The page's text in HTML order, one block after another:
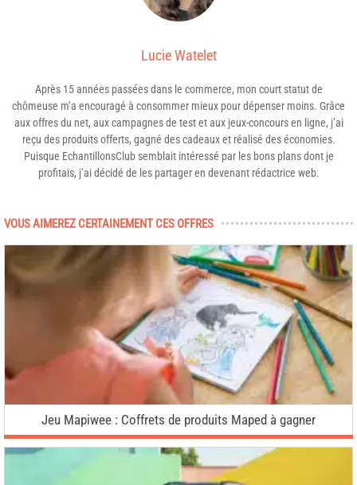
Lucie Watelet
Après 15 années passées dans le commerce, mon court statut de
chômeuse m’a encouragé à consommer mieux pour dépenser moins. Grâce
aux offres du net, aux campagnes de test et aux jeux-concours en ligne, j’ai
reçu des produits offerts, gagné des cadeaux et réalisé des économies.
Puisque EchantillonsClub semblait intéressé par les bons plans dont je
profitais, j’ai décidé de les partager en devenant rédactrice web.
VOUS AIMEREZ CERTAINEMENT CES OFFRES
Jeu Mapiwee : Coffrets de produits Maped à gagner